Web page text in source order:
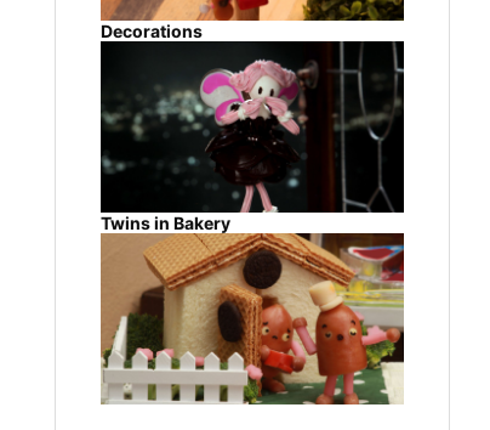
Decorations
Twins in Bakery